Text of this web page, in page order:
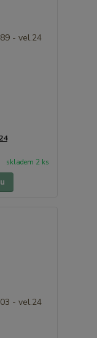
skladem 2 ks